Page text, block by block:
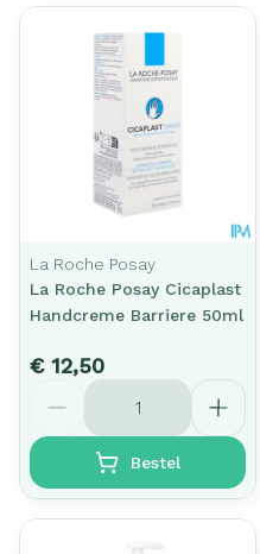
La Roche Posay
La Roche Posay Cicaplast
Handcreme Barriere 50ml
€ 12,50
Aantal
Bestel